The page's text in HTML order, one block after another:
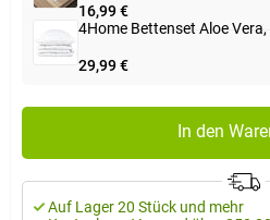
16,99 €
4Home Bettenset Aloe
29,99 €
In den
Auf Lager 20 Stück und mehr